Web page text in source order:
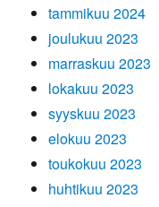
tammikuu 2024
joulukuu 2023
marraskuu 2023
lokakuu 2023
syyskuu 2023
elokuu 2023
toukokuu 2023
huhtikuu 2023